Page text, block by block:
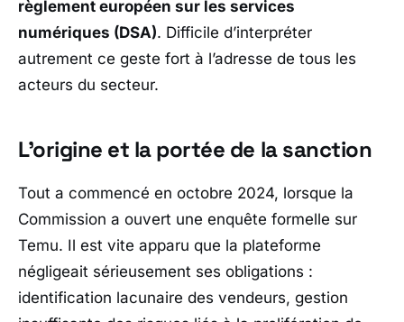
règlement européen sur les services
numériques (DSA). Difficile d’interpréter
autrement ce geste fort à l’adresse de tous les
acteurs du secteur.
L’origine et la portée de la sanction
Tout a commencé en octobre 2024, lorsque la
Commission a ouvert une enquête formelle sur
Temu. Il est vite apparu que la plateforme
négligeait sérieusement ses obligations :
identification lacunaire des vendeurs, gestion